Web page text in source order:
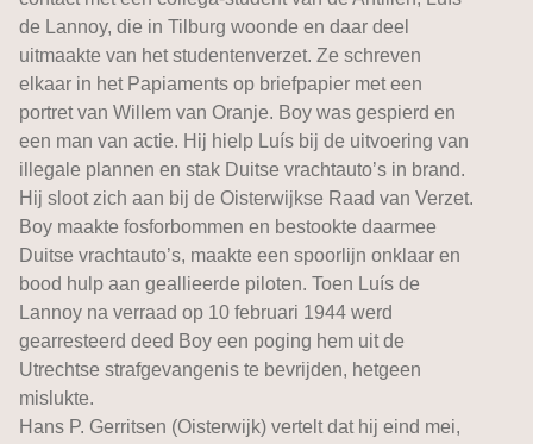
de Lannoy, die in Tilburg woonde en daar deel
uitmaakte van het studentenverzet. Ze schreven
elkaar in het Papiaments op briefpapier met een
portret van Willem van Oranje. Boy was gespierd en
een man van actie. Hij hielp Luís bij de uitvoering van
illegale plannen en stak Duitse vrachtauto’s in brand.
Hij sloot zich aan bij de Oisterwijkse Raad van Verzet.
Boy maakte fosforbommen en bestookte daarmee
Duitse vrachtauto’s, maakte een spoorlijn onklaar en
bood hulp aan geallieerde piloten. Toen Luís de
Lannoy na verraad op 10 februari 1944 werd
gearresteerd deed Boy een poging hem uit de
Utrechtse strafgevangenis te bevrijden, hetgeen
mislukte.
Hans P. Gerritsen (Oisterwijk) vertelt dat hij eind mei,